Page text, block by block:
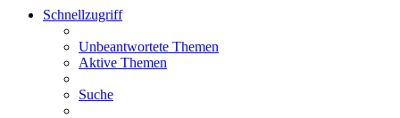
Schnellzugriff
Unbeantwortete Themen
Aktive Themen
Suche